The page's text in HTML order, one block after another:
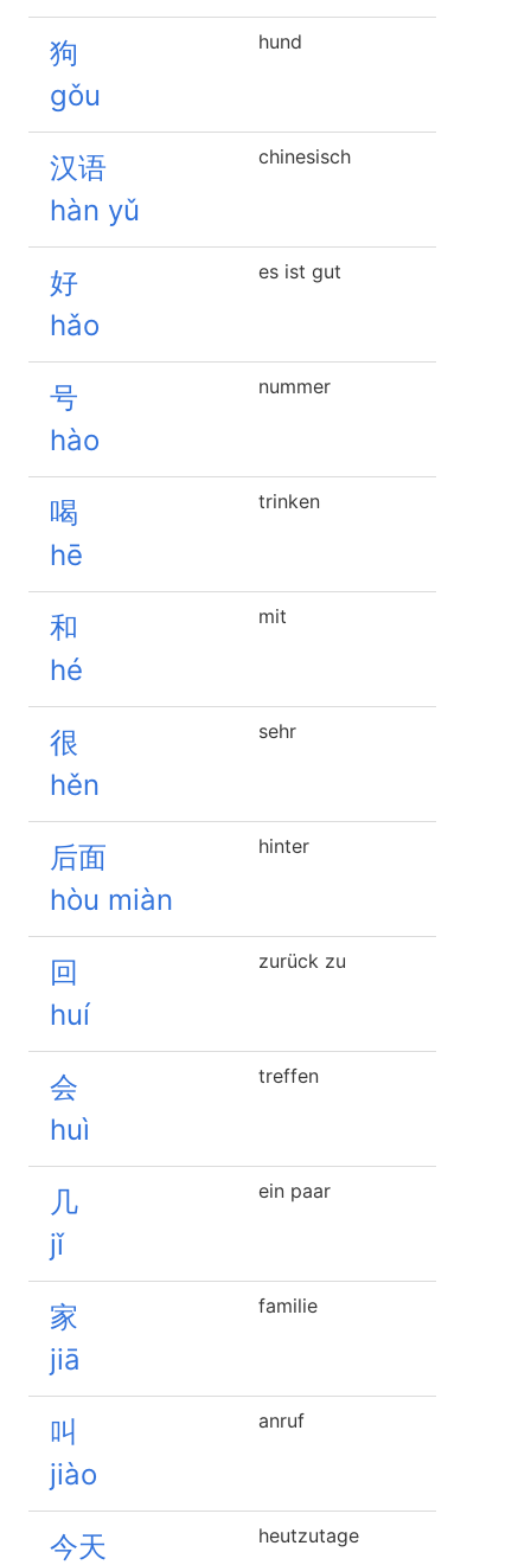
狗
gǒu
hund
汉语
hàn yǔ
chinesisch
好
hǎo
es ist gut
号
hào
nummer
喝
hē
trinken
和
hé
mit
很
hěn
sehr
后面
hòu miàn
hinter
回
huí
zurück zu
会
huì
treffen
几
jǐ
ein paar
家
jiā
familie
叫
jiào
anruf
今天
heutzutage